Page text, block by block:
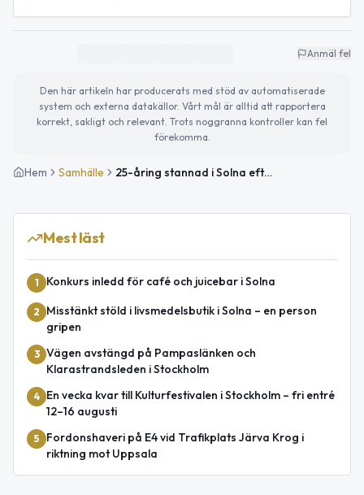
Anmäl fel
Den här artikeln har producerats med stöd av automatiserade
system och externa datakällor. Vårt mål är alltid att rapportera
korrekt, sakligt och relevant. Trots noggranna kontroller kan fel
förekomma.
Hem Samhälle 25-åring stannad i Solna efter körning i 125 km/h på 80-väg
Mest läst
1 Konkurs inledd för café och juicebar i Solna
2
Misstänkt stöld i livsmedelsbutik i Solna – en person
gripen
3 Vägen avstängd på Pampaslänken och
Klarastrandsleden i Stockholm
4
En vecka kvar till Kulturfestivalen i Stockholm – fri entré
12–16 augusti
5
Fordonshaveri på E4 vid Trafikplats Järva Krog i
riktning mot Uppsala